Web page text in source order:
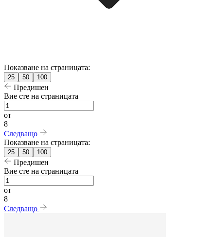
Показване на страницата:
25 50 100
Предишен
Вие сте на страницата
от
8
Следващо
Показване на страницата:
25 50 100
Предишен
Вие сте на страницата
от
8
Следващо